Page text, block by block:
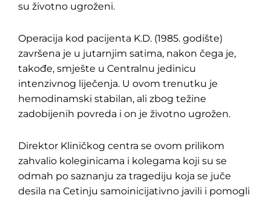
su životno ugroženi.
Operacija kod pacijenta K.D. (1985. godište)
završena je u jutarnjim satima, nakon čega je,
takođe, smješte u Centralnu jedinicu
intenzivnog liječenja. U ovom trenutku je
hemodinamski stabilan, ali zbog težine
zadobijenih povreda i on je životno ugrožen.
Direktor Kliničkog centra se ovom prilikom
zahvalio koleginicama i kolegama koji su se
odmah po saznanju za tragediju koja se juče
desila na Cetinju samoinicijativno javili i pomogli